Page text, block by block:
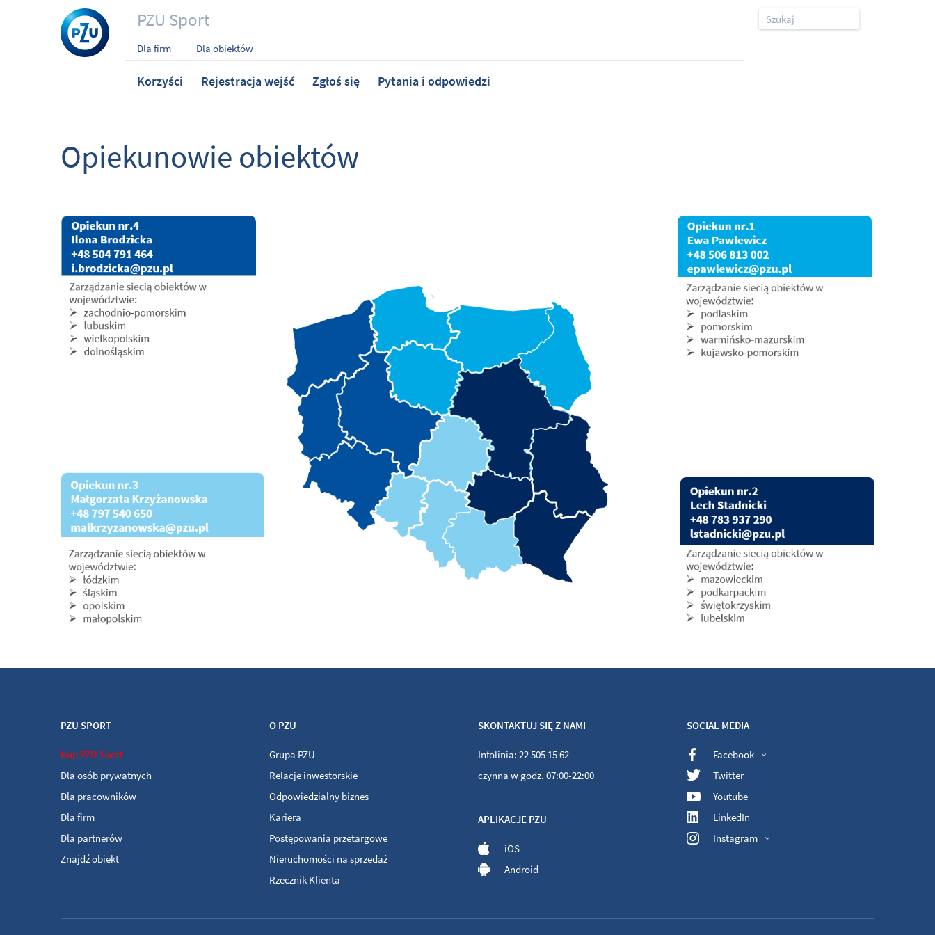
PZU Sport
Dla firm Dla obiektów
Korzyści Rejestracja wejść Zgłoś się Pytania i odpowiedzi
Opiekunowie obiektów
PZU SPORT
Kup PZU Sport
Dla osób prywatnych
Dla pracowników
Dla firm
Dla partnerów
Znajdź obiekt
O PZU
Grupa PZU
Relacje inwestorskie
Odpowiedzialny biznes
Kariera
Postępowania przetargowe
Nieruchomości na sprzedaż
Rzecznik Klienta
SKONTAKTUJ SIĘ Z NAMI
Infolinia: 22 505 15 62
czynna w godz. 07:00-22:00
APLIKACJE PZU
iOS
Android
SOCIAL MEDIA
Facebook
Twitter
Youtube
LinkedIn
Instagram